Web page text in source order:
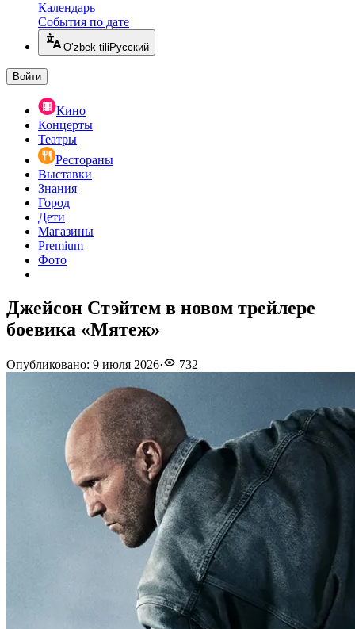
Календарь
События по дате
O’zbek tili Русский
Войти
Кино
Концерты
Театры
Рестораны
Выставки
Знания
Город
Дети
Магазины
Premium
Фото
Джейсон Стэйтем в новом трейлере
боевика «Мятеж»
Опубликовано: 9 июля 2026· 732